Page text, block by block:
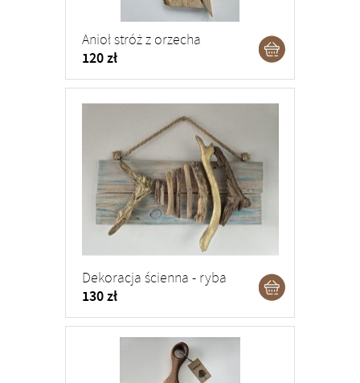
Anioł stróż z orzecha
120 zł
Dekoracja ścienna - ryba
130 zł